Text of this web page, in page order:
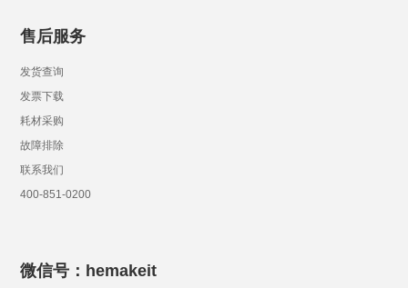
售后服务
发货查询
发票下载
耗材采购
故障排除
联系我们
400-851-0200
微信号：hemakeit